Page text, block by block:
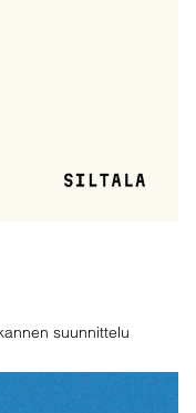
suunnittelu